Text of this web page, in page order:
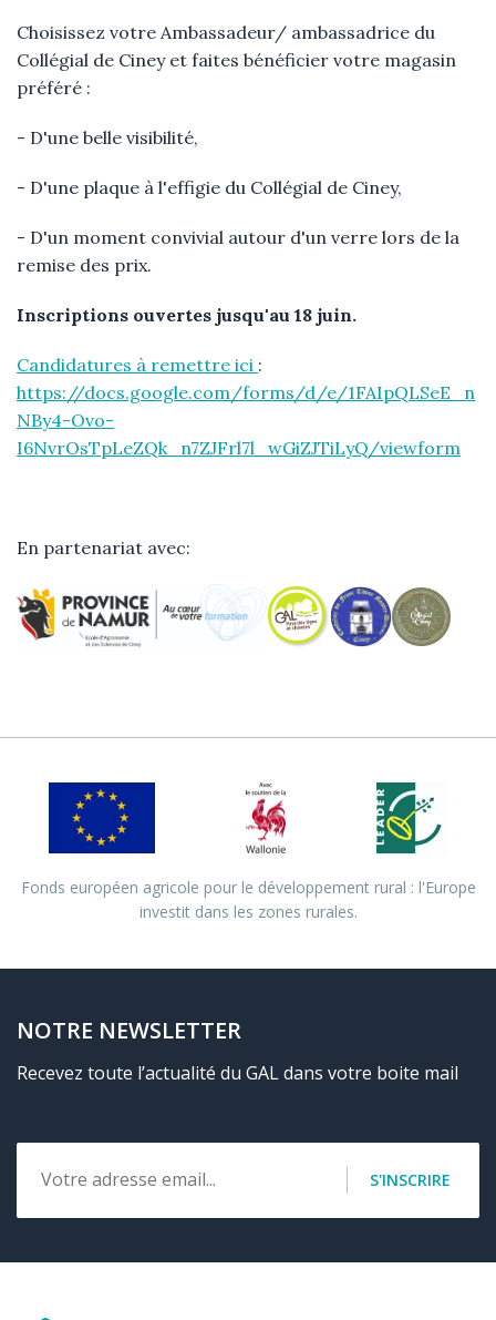
Choisissez votre Ambassadeur/ ambassadrice du
Collégial de Ciney et faites bénéficier votre magasin
préféré :
- D'une belle visibilité,
- D'une plaque à l'effigie du Collégial de Ciney,
- D'un moment convivial autour d'un verre lors de la
remise des prix.
Inscriptions ouvertes jusqu'au 18 juin.
Candidatures à remettre ici :
https://docs.google.com/forms/d/e/1FAIpQLSeE_n
NBy4-Ovo-
I6NvrOsTpLeZQk_n7ZJFrl7l_wGiZJTiLyQ/viewform
En partenariat avec:
Fonds européen agricole pour le développement rural : l'Europe
investit dans les zones rurales.
NOTRE NEWSLETTER
Recevez toute l’actualité du GAL dans votre boite mail
Email S'INSCRIRE